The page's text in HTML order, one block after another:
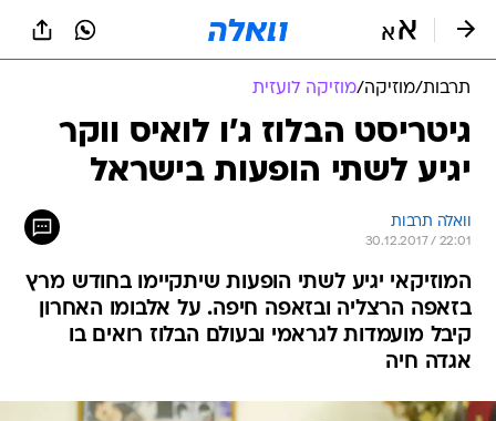
תרבות/מוזיקה/מוזיקה לועזית
גיטריסט הבלוז ג'ו לואיס ווקר
יגיע לשתי הופעות בישראל
וואלה תרבות
30.12.2017 / 22:01
המוזיקאי יגיע לשתי הופעות שיתקיימו בחודש מרץ
בזאפה הרצליה ובזאפה חיפה. על אלבומו האחרון
קיבל מועמדות לגראמי ובעולם הבלוז רואים בו
אגדה חיה